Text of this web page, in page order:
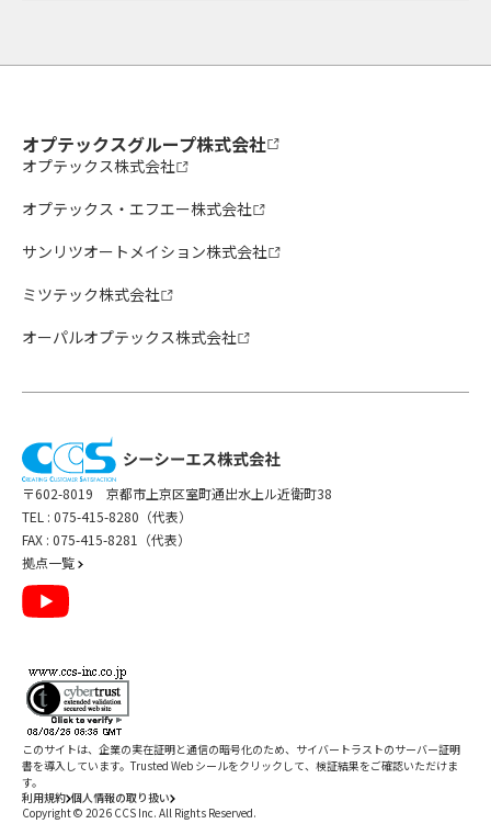
オプテックスグループ株式会社
オプテックス株式会社
オプテックス・エフエー株式会社
サンリツオートメイション株式会社
ミツテック株式会社
オーパルオプテックス株式会社
〒602-8019 京都市上京区室町通出水上ル近衛町38
TEL : 075-415-8280（代表）
FAX : 075-415-8281（代表）
拠点一覧
利用規約 個人情報の取り扱い
Copyright © 2026 CCS Inc. All Rights Reserved.
このサイトは、企業の実在証明と通信の暗号化のため、サイバートラストのサーバー証明
書を導入しています。Trusted Web シールをクリックして、検証結果をご確認いただけま
す。